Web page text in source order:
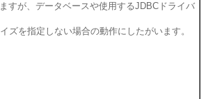
すが、データベースや使用するJDBCドライバ
を指定しない場合の動作にしたがいます。